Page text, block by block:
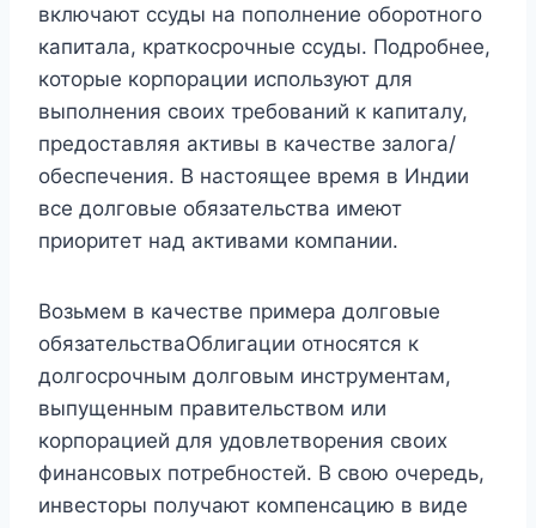
включают ссуды на пополнение оборотного
капитала, краткосрочные ссуды. Подробнее,
которые корпорации используют для
выполнения своих требований к капиталу,
предоставляя активы в качестве залога/
обеспечения. В настоящее время в Индии
все долговые обязательства имеют
приоритет над активами компании.
Возьмем в качестве примера долговые
обязательстваОблигации относятся к
долгосрочным долговым инструментам,
выпущенным правительством или
корпорацией для удовлетворения своих
финансовых потребностей. В свою очередь,
инвесторы получают компенсацию в виде